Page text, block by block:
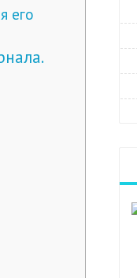
его